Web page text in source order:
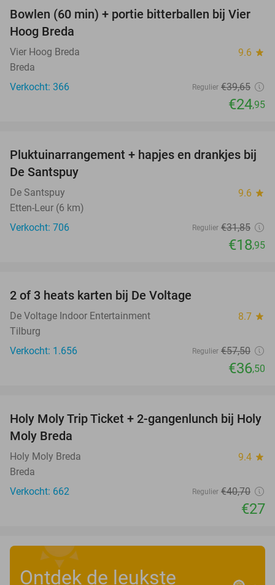
37%
Bowlen (60 min) + portie bitterballen bij Vier
Hoog Breda
Vier Hoog Breda 9.6 star
Breda
Verkocht: 366
Regulier €39,65
€24,95
41%
Pluktuinarrangement + hapjes en drankjes bij
De Santspuy
De Santspuy 9.6 star
Etten-Leur (6 km)
Verkocht: 706
Regulier €31,85
€18,95
2 of 3 heats karten bij De Voltage
De Voltage Indoor Entertainment 8.7 star
Tilburg
Verkocht: 1.656
Regulier €57,50
€36,50
34%
Holy Moly Trip Ticket + 2-gangenlunch bij Holy
Moly Breda
Holy Moly Breda 9.4 star
Breda
Verkocht: 662
Regulier €40,70
€27
Ontdek de leukste